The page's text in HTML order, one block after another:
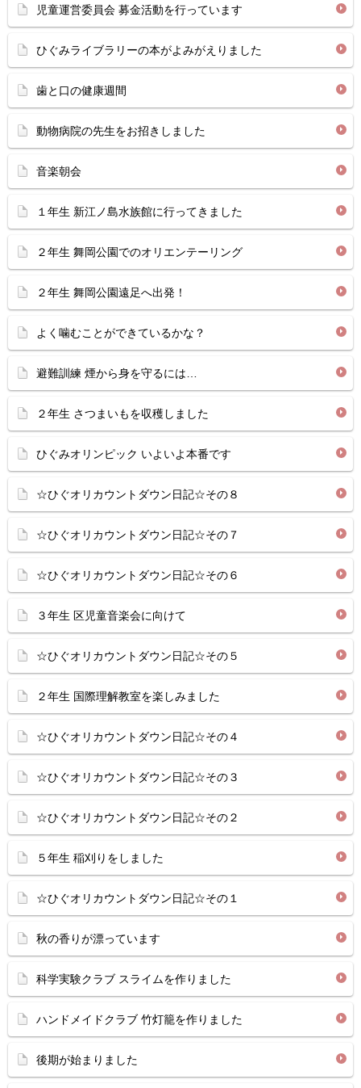
児童運営委員会 募金活動を行っています
ひぐみライブラリーの本がよみがえりました
歯と口の健康週間
動物病院の先生をお招きしました
音楽朝会
１年生 新江ノ島水族館に行ってきました
２年生 舞岡公園でのオリエンテーリング
２年生 舞岡公園遠足へ出発！
よく噛むことができているかな？
避難訓練 煙から身を守るには…
２年生 さつまいもを収穫しました
ひぐみオリンピック いよいよ本番です
☆ひぐオリカウントダウン日記☆その８
☆ひぐオリカウントダウン日記☆その７
☆ひぐオリカウントダウン日記☆その６
３年生 区児童音楽会に向けて
☆ひぐオリカウントダウン日記☆その５
２年生 国際理解教室を楽しみました
☆ひぐオリカウントダウン日記☆その４
☆ひぐオリカウントダウン日記☆その３
☆ひぐオリカウントダウン日記☆その２
５年生 稲刈りをしました
☆ひぐオリカウントダウン日記☆その１
秋の香りが漂っています
科学実験クラブ スライムを作りました
ハンドメイドクラブ 竹灯籠を作りました
後期が始まりました